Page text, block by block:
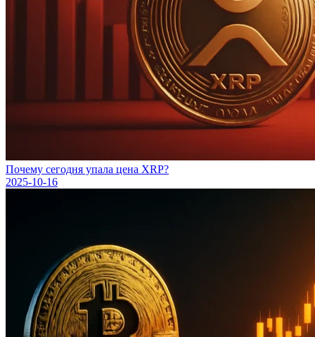
Почему сегодня упала цена XRP?
2025-10-16